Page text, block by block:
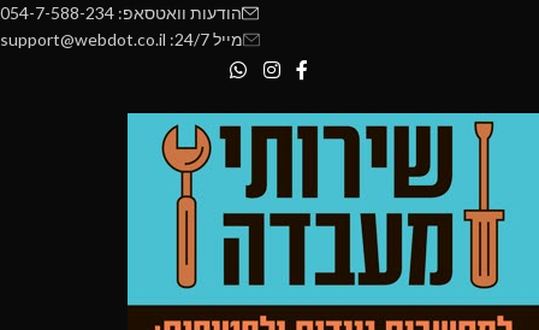
הודעות וואטסאפ: 054-7-588-234
מייל 24/7: support@webdot.co.il